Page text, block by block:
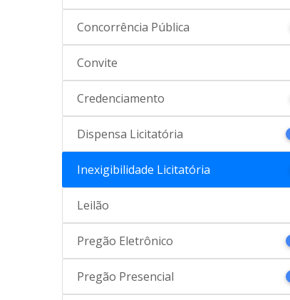
Concorrência Pública
Convite
Credenciamento
Dispensa Licitatória
Inexigibilidade Licitatória
Leilão
Pregão Eletrônico
Pregão Presencial